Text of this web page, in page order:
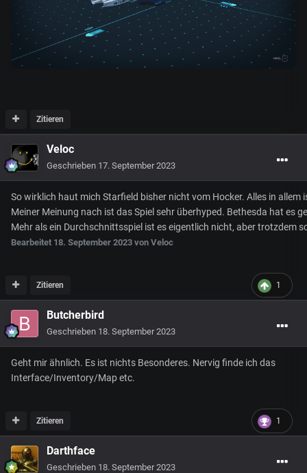
Zitieren
Veloc
Geschrieben 17. September 2023
So wirklich haut mich Starfield bisher nicht vom Hocker. Alles in
Meiner Meinung nach ist das Spiel sehr überhyped. Bethesda hat es
Mehr als ein Durchschnittsspiel ist es eigentlich nicht, aber trotzdem
Bearbeitet 18. September 2023 von Veloc
1
Zitieren
Butcherbird
Geschrieben 18. September 2023
Geht mir ähnlich. Es ist nichts Besonderes. Nervig finde ich das
Interface/Inventory/Map etc.
1
Zitieren
Darthface
Geschrieben 18. September 2023